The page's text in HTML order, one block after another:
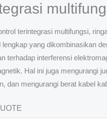
terintegrasi multifungsi,
lengkap yang dikombinasikan
terhadap interferensi
Hal ini juga mengurangi
dan mengurangi berat kabel